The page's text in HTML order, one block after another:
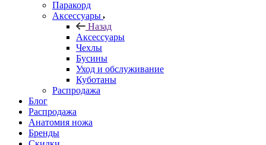
Паракорд
Аксессуары
Назад
Аксессуары
Чехлы
Бусины
Уход и обслуживание
Куботаны
Распродажа
Блог
Распродажа
Анатомия ножа
Бренды